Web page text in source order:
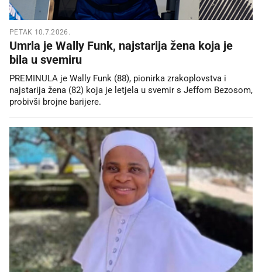
PETAK 10.7.2026.
Umrla je Wally Funk, najstarija žena koja je
bila u svemiru
PREMINULA je Wally Funk (88), pionirka zrakoplovstva i
najstarija žena (82) koja je letjela u svemir s Jeffom Bezosom,
probivši brojne barijere.